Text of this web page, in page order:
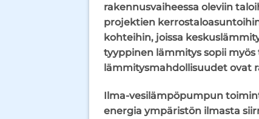
rakennusvaiheessa oleviin
projektien
kohteihin, joissa
tyyppinen lämmitys sopii
lämmitysmahdollisuudet ovat
Ilma-vesilämpöpumpun
energia ympäristön ilmasta